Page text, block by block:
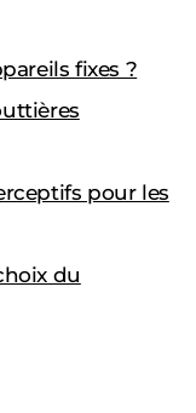
fixes ?
pour les
du